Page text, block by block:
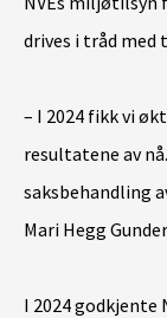
drives i tråd
– I 2024 fikk vi
resultatene av
saksbehandling
Mari Hegg
I 2024 godkjente